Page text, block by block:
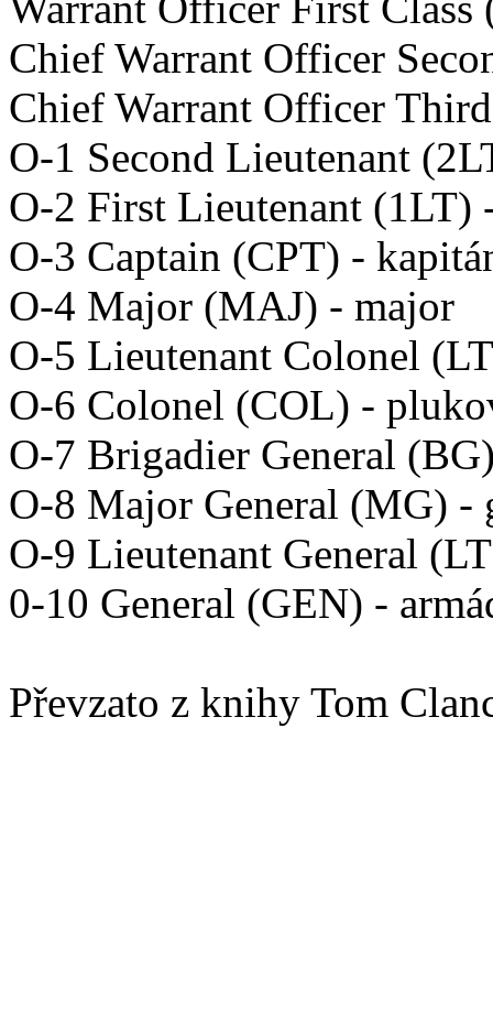
Chief Warrant Officer
Chief Warrant Officer
O-1 Second Lieutenant
O-2 First Lieutenant (1LT)
O-3 Captain (CPT) -
O-4 Major (MAJ) - major
O-5 Lieutenant Colonel
O-6 Colonel (COL) -
O-7 Brigadier General
O-8 Major General (MG) -
O-9 Lieutenant General
0-10 General (GEN) -
Převzato z knihy Tom